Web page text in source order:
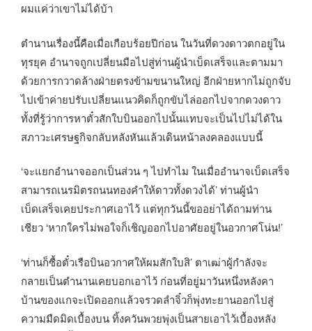
ผมแค่ว่าเขาไม่ได้บ้า
ตำนานเรื่องนี้คือเมื่อเกือบร้อยปีก่อน ในวันที่ดวงดาวตกอยู่ใน
ทุรยุค อำนาจถูกเปลี่ยนมือไปสู่ท่านผู้นำเบ็ดเสร็จและตามมา
ด้วยการกวาดล้างฝ่ายตรงข้ามขนานใหญ่ อีกฝ่ายหากไม่ถูกจับ
ไปเข้าค่ายปรับเปลี่ยนแนวคิดก็ถูกขับไล่ออกไปจากดวงดาว
ทั้งที่รู้ว่าการหาตั๋วสักใบบินออกไปนั้นแทบจะเป็นไปไม่ได้ใน
สภาวะเศรษฐกิจกลับหลังหันแล้วเดินหน้าลงคลองแบบนี้
‘จะแยกอำนาจออกเป็นส่วน ๆ ไปทำไม ในเมื่ออำนาจเบ็ดเสร็จ
สามารถเนรมิตรถนนทองคำให้ดาวทั้งดวงได้’ ท่านผู้นำ
เบ็ดเสร็จเคยประกาศเอาไว้ แต่ทุกวันนี้ขออย่าได้ถามท่าน
เชียว ‘หากใครไม่พอใจก็เชิญออกไปอาศัยอยู่ในอวกาศโน่น!’
‘ท่านก็ซื้อตั๋วเรือบินอวกาศให้ผมสักใบสิ’ ตาเฒ่าผู้กำลังจะ
กลายเป็นตำนานเคยบอกเอาไว้ ก่อนที่อยู่มาวันหนึ่งหลังคา
บ้านของแกจะเปิดออกแล้วจรวดลำจิ๋วก็พุ่งทะยานออกไปสู่
ความมืดมิดเบื้องบน ทิ้งควันพวยพุ่งเป็นสายเอาไว้เบื้องหลัง